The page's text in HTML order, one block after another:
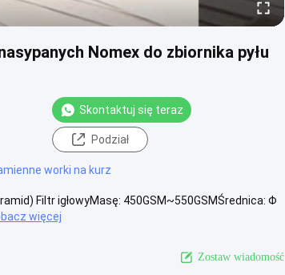
Nomex do zbiornika pyłu
Skontaktuj się teraz
Podział
worki na kurz
Filtr igłowyMasę: 450GSM~550GSMŚrednica: Φ
więcej
Zostaw wiadomość